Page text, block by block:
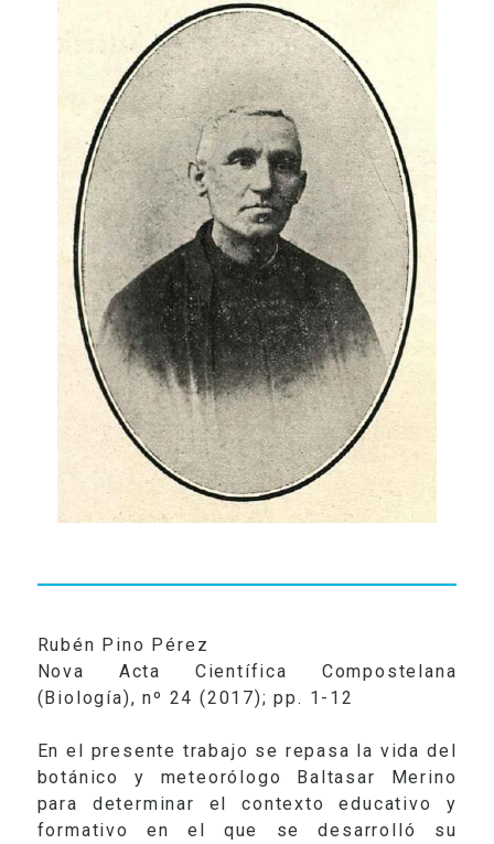
VIDEOS
CONTACTO
Rubén Pino Pérez
Nova Acta Científica Compostelana
(Biología), nº 24 (2017); pp. 1-12
En el presente trabajo se repasa la vida del
botánico y meteorólogo Baltasar Merino
para determinar el contexto educativo y
formativo en el que se desarrolló su